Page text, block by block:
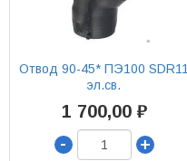
Отвод 90-45* ПЭ100 SDR11
эл.св.
1 700,00 ₽
-
+